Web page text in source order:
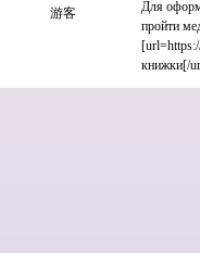
游客
Для
пройти
книжки[/